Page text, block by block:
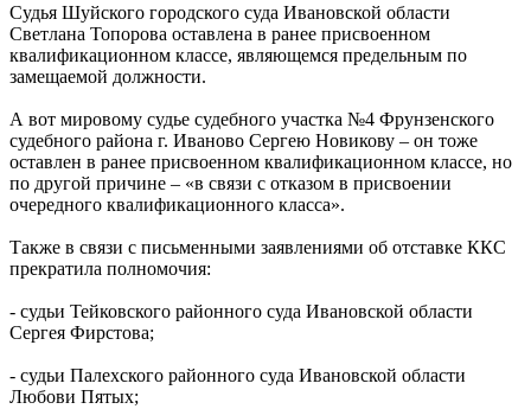
Судья Шуйского городского суда Ивановской области
Светлана Топорова оставлена в ранее присвоенном
квалификационном классе, являющемся предельным по
замещаемой должности.
А вот мировому судье судебного участка №4 Фрунзенского
судебного района г. Иваново Сергею Новикову – он тоже
оставлен в ранее присвоенном квалификационном классе, но
по другой причине – «в связи с отказом в присвоении
очередного квалификационного класса».
Также в связи с письменными заявлениями об отставке ККС
прекратила полномочия:
- судьи Тейковского районного суда Ивановской области
Сергея Фирстова;
- судьи Палехского районного суда Ивановской области
Любови Пятых;